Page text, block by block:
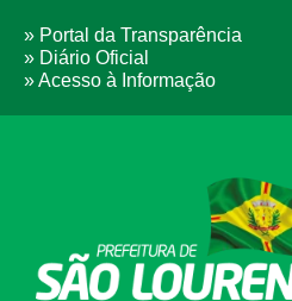
» Portal da Transparência
» Diário Oficial
» Acesso à Informação